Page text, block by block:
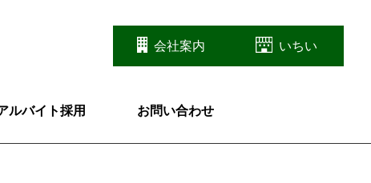
会社案内 いちい
ルバイト採用 お問い合わせ